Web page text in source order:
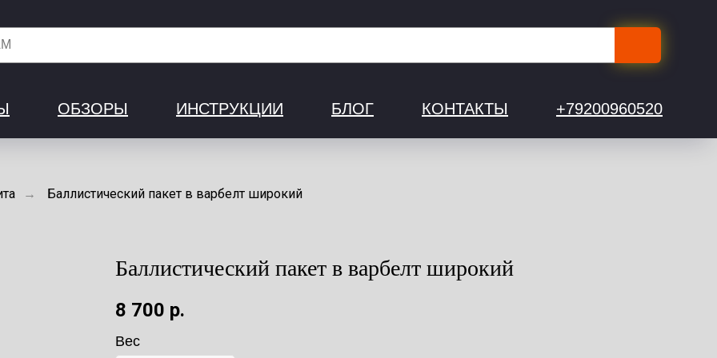
ОБЗОРЫ ИНСТРУКЦИИ БЛОГ КОНТАКТЫ +79200960520
→ Баллистический пакет в варбелт широкий
Баллистический пакет в варбелт широкий
8 700 р.
Вес